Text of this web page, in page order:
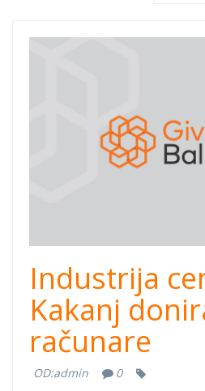
Industrija
Kakanj
računare
OD:admin
0